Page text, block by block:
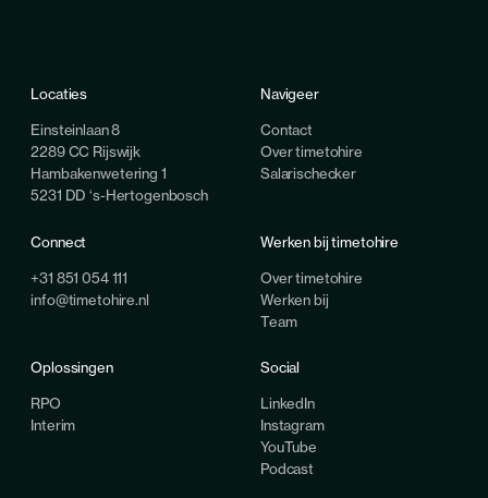
Locaties
Einsteinlaan 8
2289 CC Rijswijk
Hambakenwetering 1
5231 DD ‘s-Hertogenbosch
Navigeer
Contact
Over timetohire
Salarischecker
Connect
+31 851 054 111
info@timetohire.nl
Werken bij timetohire
Over timetohire
Werken bij
Team
Oplossingen
RPO
Interim
Social
LinkedIn
Instagram
YouTube
Podcast